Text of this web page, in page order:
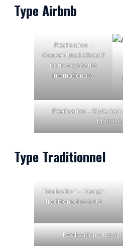
Type Airbnb
Réalisation –
Concept riad attractif
pour voyageurs
internationaux
Réalisation – Style riad
Type Traditionnel
Réalisation – Design
traditionnel revisité
Réalisation – Esprit